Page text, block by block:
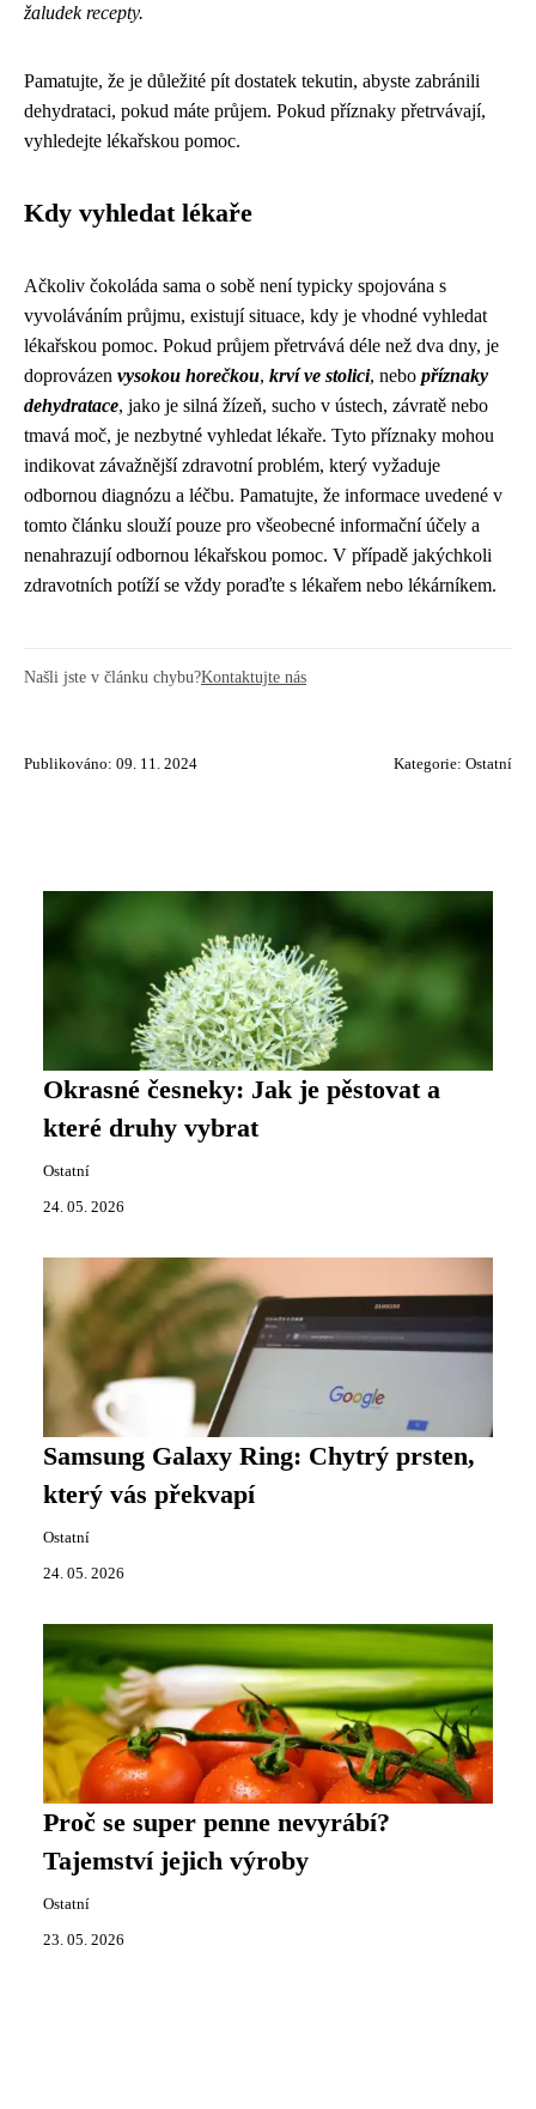
žaludek recepty.
Pamatujte, že je důležité pít dostatek tekutin, abyste zabránili
dehydrataci, pokud máte průjem. Pokud příznaky přetrvávají,
vyhledejte lékařskou pomoc.
Kdy vyhledat lékaře
Ačkoliv čokoláda sama o sobě není typicky spojována s
vyvoláváním průjmu, existují situace, kdy je vhodné vyhledat
lékařskou pomoc. Pokud průjem přetrvává déle než dva dny, je
doprovázen vysokou horečkou, krví ve stolici, nebo příznaky
dehydratace, jako je silná žízeň, sucho v ústech, závratě nebo
tmavá moč, je nezbytné vyhledat lékaře. Tyto příznaky mohou
indikovat závažnější zdravotní problém, který vyžaduje
odbornou diagnózu a léčbu. Pamatujte, že informace uvedené v
tomto článku slouží pouze pro všeobecné informační účely a
nenahrazují odbornou lékařskou pomoc. V případě jakýchkoli
zdravotních potíží se vždy poraďte s lékařem nebo lékárníkem.
Našli jste v článku chybu?Kontaktujte nás
Publikováno: 09. 11. 2024 Kategorie: Ostatní
Okrasné česneky: Jak je pěstovat a
které druhy vybrat
Ostatní
24. 05. 2026
Samsung Galaxy Ring: Chytrý prsten,
který vás překvapí
Ostatní
24. 05. 2026
Proč se super penne nevyrábí?
Tajemství jejich výroby
Ostatní
23. 05. 2026